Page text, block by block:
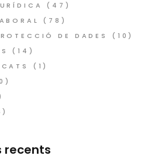
(47)
(78)
DE DADES
(10)
(14)
(1)
recents